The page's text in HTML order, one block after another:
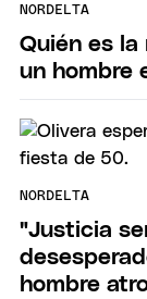
NORDELTA
Quién es la
un hombre
NORDELTA
"Justicia
hombre